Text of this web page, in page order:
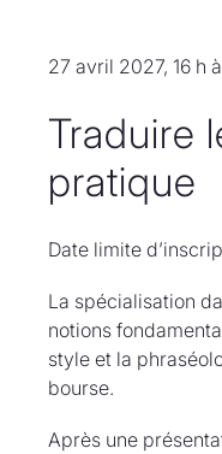
27 avril 2027, 16 h
Traduire
pratique
Date limite
La spécialisation
notions
style et la
bourse.
Après une